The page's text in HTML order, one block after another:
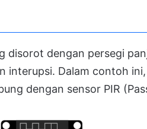
disorot dengan persegi
interupsi. Dalam contoh
dengan sensor PIR